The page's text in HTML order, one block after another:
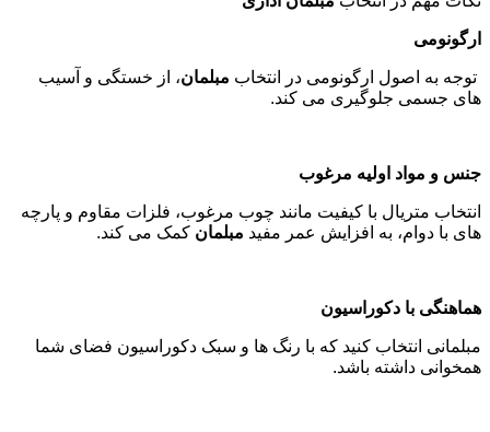
ارگونومی
توجه به اصول ارگونومی در انتخاب مبلمان، از خستگی و آسیب
های جسمی جلوگیری می کند.
جنس و مواد اولیه مرغوب
انتخاب متریال با کیفیت مانند چوب مرغوب، فلزات مقاوم و پارچه
های با دوام، به افزایش عمر مفید مبلمان کمک می کند.
هماهنگی با دکوراسیون
مبلمانی انتخاب کنید که با رنگ ها و سبک دکوراسیون فضای شما
همخوانی داشته باشد.